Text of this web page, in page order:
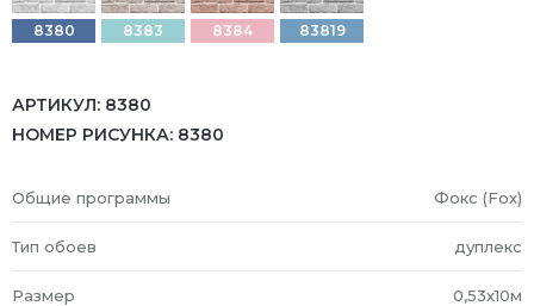
8380 8383 8384 83819
АРТИКУЛ: 8380
НОМЕР РИСУНКА: 8380
Общие программы Фокс (Fox)
Тип обоев дуплекс
Размер 0,53x10м